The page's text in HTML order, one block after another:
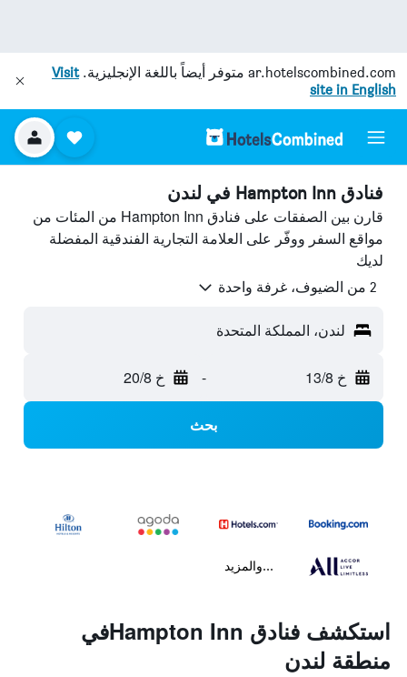
ar.hotelscombined.com متوفر أيضاً باللغة الإنجليزية.Visit
site in English
فنادق Hampton Inn في لندن
قارن بين الصفقات على فنادق Hampton Inn من المئات من
مواقع السفر ووفّر على العلامة التجارية الفندقية المفضلة
لديك
2 من الضيوف، غرفة واحدة
لندن، المملكة المتحدة
خ 13/8 - خ 20/8
بحث
...والمزيد
استكشف فنادق Hampton Innفي
منطقة لندن